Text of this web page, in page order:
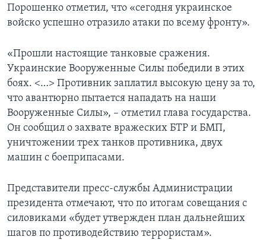
Порошенко отметил, что «сегодня украинское
войско успешно отразило атаки по всему фронту».
«Прошли настоящие танковые сражения.
Украинские Вооруженные Силы победили в этих
боях. <…> Противник заплатил высокую цену за то,
что авантюрно пытается нападать на наши
Вооруженные Силы», – отметил глава государства.
Он сообщил о захвате вражеских БТР и БМП,
уничтожении трех танков противника, двух
машин с боеприпасами.
Представители пресс-службы Администрации
президента отмечают, что по итогам совещания с
силовиками «будет утвержден план дальнейших
шагов по противодействию террористам».